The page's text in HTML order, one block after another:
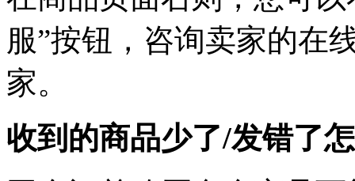
服”按钮，咨询卖家的在
家。
收到的商品少了/发错了